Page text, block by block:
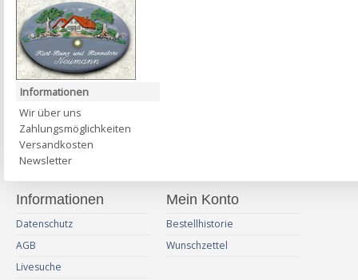
Informationen
Wir über uns
Zahlungsmöglichkeiten
Versandkosten
Newsletter
Informationen
Datenschutz
AGB
Livesuche
Mein Konto
Bestellhistorie
Wunschzettel